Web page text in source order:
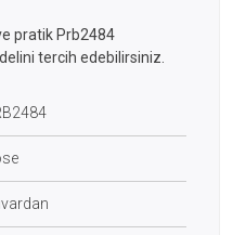
pratik Prb2484
tercih edebilirsiniz.